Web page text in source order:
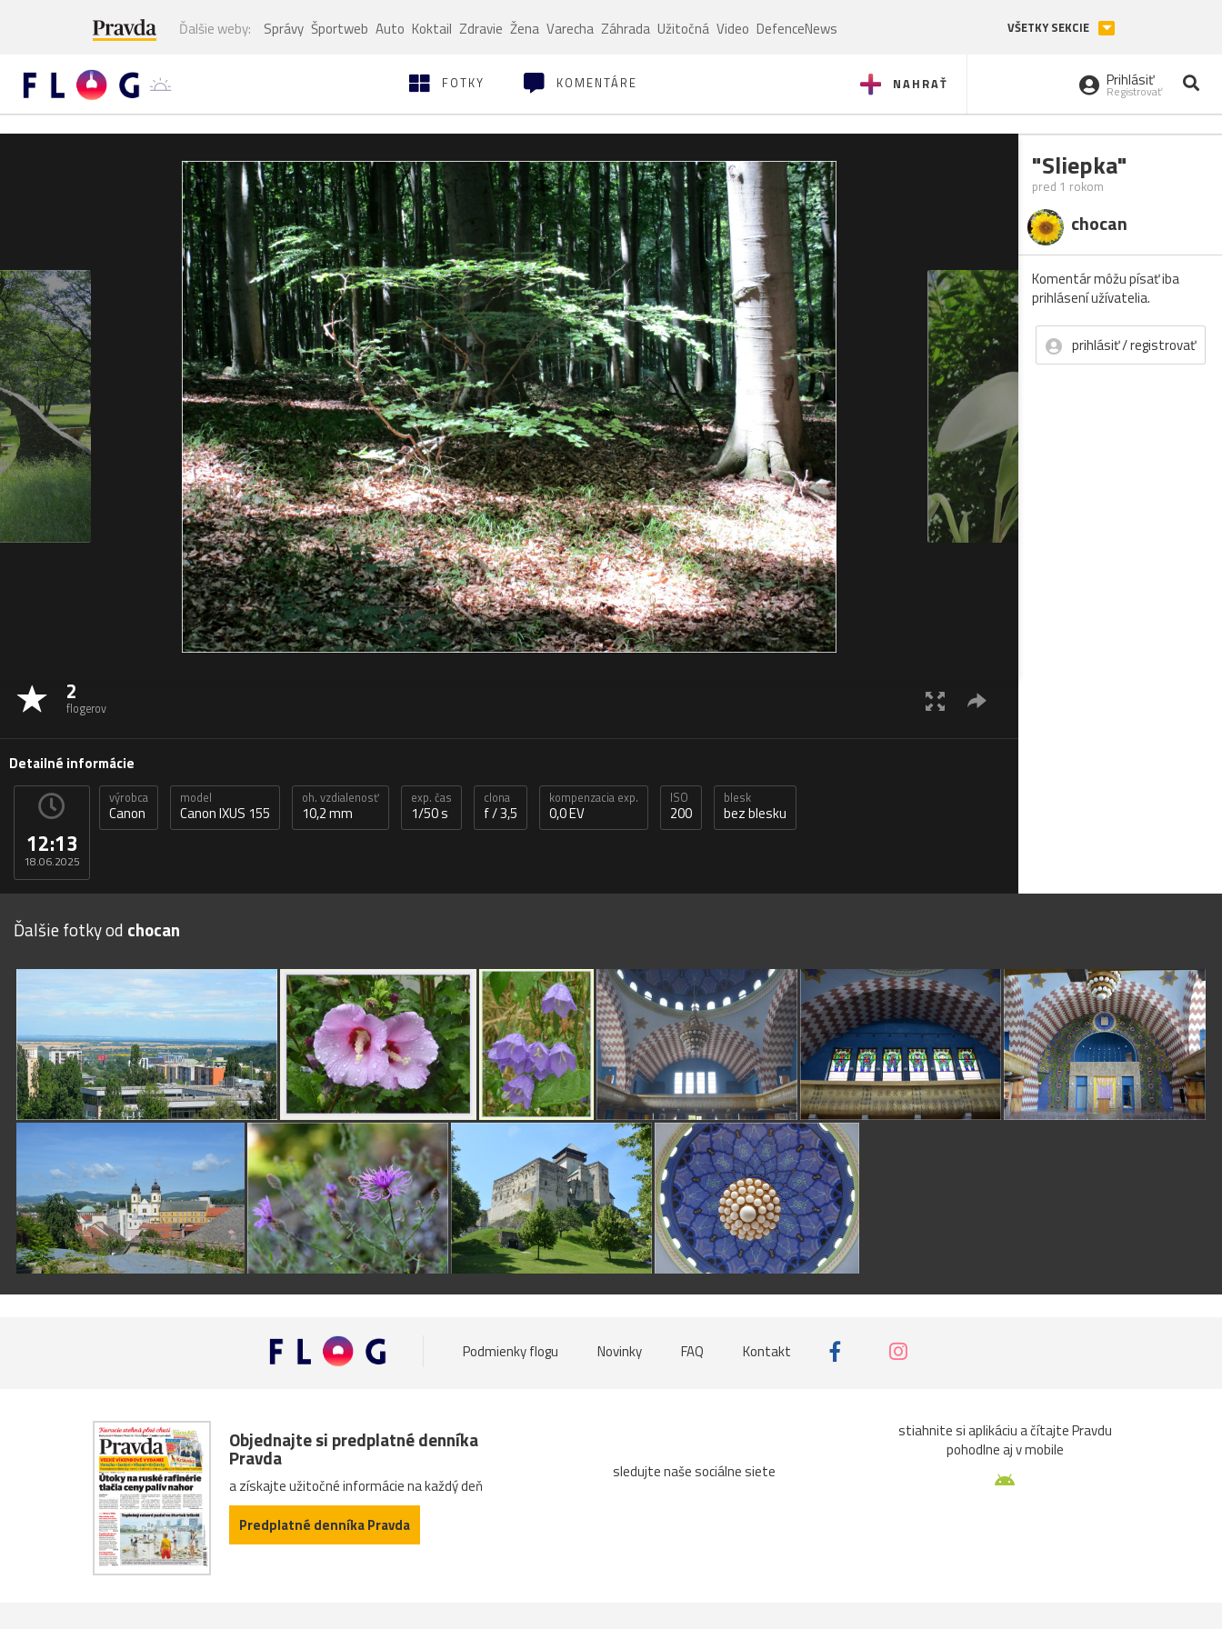
Ďalšie weby: Správy Športweb Auto Koktail Zdravie Žena Varecha Záhrada Užitočná Video DefenceNews VŠETKY SEKCIE
NAHRAŤ
FOTKY KOMENTÁRE Prihlásiť
Registrovať
2
flogerov
Detailné informácie
12:13
18.06.2025
výrobca
Canon
model
Canon IXUS 155
oh. vzdialenosť
10,2 mm
exp. čas
1/50 s
clona
f / 3,5
kompenzacia exp.
0,0 EV
ISO
200
blesk
bez blesku
"Sliepka"
pred 1 rokom
chocan
Komentár môžu písať iba
prihlásení užívatelia.
prihlásiť / registrovať
Ďalšie fotky od chocan
Podmienky flogu Novinky FAQ Kontakt
Objednajte si predplatné denníka
Pravda
a získajte užitočné informácie na každý deň
Predplatné denníka Pravda
sledujte naše sociálne siete
stiahnite si aplikáciu a čítajte Pravdu
pohodlne aj v mobile